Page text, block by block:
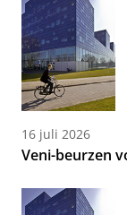
16 juli 2026
Veni-beurzen